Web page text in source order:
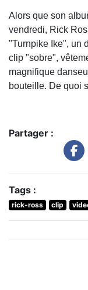
Alors que son
vendredi, Rick
"Turnpike Ike", un
clip "sobre",
magnifique
bouteille. De quoi
Partager :
Tags :
rick-ross clip